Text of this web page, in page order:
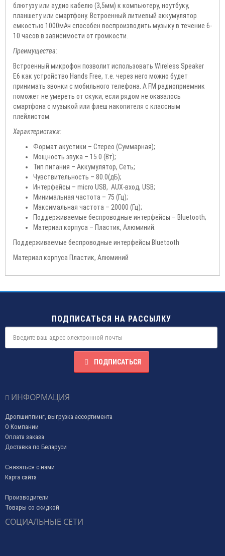
блютузу или аудио кабелю (3,5мм) к компьютеру, ноутбуку,
планшету или смартфону. Встроенный литиевый аккумулятор
емкостью 1000мАч способен воспроизводить музыку в течение 6-
10 часов в зависимости от громкости.
Преимущества:
Встроенный микрофон позволит использовать Wireless Speaker
E6 как устройство Hands Free, т.е. через него можно будет
принимать звонки с мобильного телефона. А FM радиоприемник
поможет не умереть от скуки, если рядом не оказалось
смартфона с музыкой или флеш накопителя с классным
плейлистом.
Характеристики:
Формат акустики – Стерео (Суммарная);
Мощность звука – 15.0 (Вт);
Тип питания – Аккумулятор, Сеть;
Чувствительность – 80.0(дБ);
Интерфейсы – micro USB, AUX-вход, USB;
Минимальная частота – 75 (Гц);
Максимальная частота – 20000 (Гц);
Поддерживаемые беспроводные интерфейсы – Bluetooth;
Материал корпуса – Пластик, Алюминий.
Поддерживаемые беспроводные интерфейсы Bluetooth
Материал корпуса Пластик, Алюминий
ПОДПИСАТЬСЯ НА РАССЫЛКУ
ПОДПИСАТЬСЯ
ИНФОРМАЦИЯ
Дропшиппинг, выгрузка ассортимента
О Компании
Оплата заказа
Доставка по Беларуси
Связаться с нами
Карта сайта
Производители
Товары со скидкой
СОЦИАЛЬНЫЕ СЕТИ